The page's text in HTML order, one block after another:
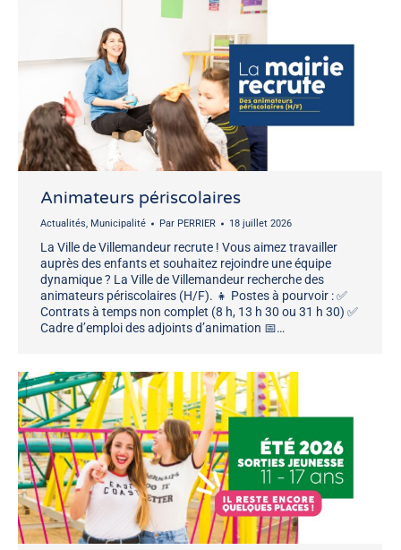
Animateurs périscolaires
Actualités, Municipalité Par PERRIER 18 juillet 2026
La Ville de Villemandeur recrute ! Vous aimez travailler
auprès des enfants et souhaitez rejoindre une équipe
dynamique ? La Ville de Villemandeur recherche des
animateurs périscolaires (H/F). 👧 Postes à pourvoir : ✅
Contrats à temps non complet (8 h, 13 h 30 ou 31 h 30) ✅
Cadre d’emploi des adjoints d’animation 📅…